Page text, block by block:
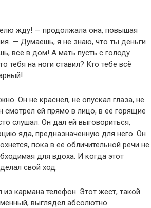
жду! — продолжала она, повышая
— Думаешь, я не знаю, что ты деньги
всё в дом! А мать пусть с голоду
тебя на ноги ставил? Кто тебе всё
Он не краснел, не опускал глаза, не
смотрел ей прямо в лицо, в её горящие
слушал. Он дал ей выговориться,
яда, предназначенную для него. Он
пока в её обличительной речи не
для вдоха. И когда этот
свой ход.
кармана телефон. Этот жест, такой
выглядел абсолютно